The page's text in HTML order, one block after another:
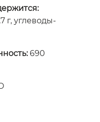
г, углеводы-
690